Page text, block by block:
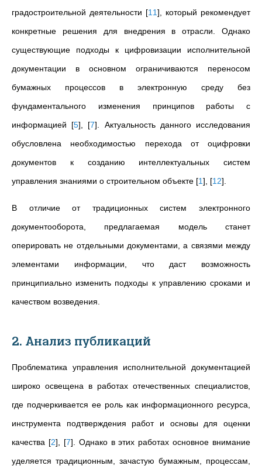
градостроительной деятельности [11] , который рекомендует
конкретные решения для внедрения в отрасли. Однако
существующие подходы к цифровизации исполнительной
документации в основном ограничиваются переносом
бумажных процессов в электронную среду без
фундаментального изменения принципов работы с
информацией [5] [7] . Актуальность данного исследования
обусловлена необходимостью перехода от оцифровки
документов к созданию интеллектуальных систем
управления знаниями о строительном объекте [1] [12]
В отличие от традиционных систем электронного
документооборота, предлагаемая модель станет
оперировать не отдельными документами, а связями между
элементами информации, что даст возможность
принципиально изменить подходы к управлению сроками и
качеством возведения.
2. Анализ публикаций
Проблематика управления исполнительной документацией
широко освещена в работах отечественных специалистов,
где подчеркивается ее роль как информационного ресурса,
инструмента подтверждения работ и основы для оценки
качества [2] [7] . Однако в этих работах основное внимание
уделяется традиционным, зачастую бумажным, процессам,